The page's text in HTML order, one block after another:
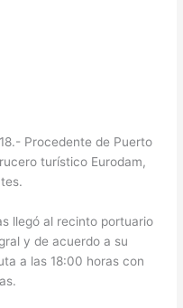
Procedente de Puerto
turístico Eurodam,
llegó al recinto portuario
y de acuerdo a su
a las 18:00 horas con